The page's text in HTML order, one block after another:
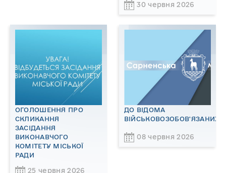
30 червня 2026
ОГОЛОШЕННЯ ПРО
СКЛИКАННЯ
ЗАСІДАННЯ
ВИКОНАВЧОГО
КОМІТЕТУ МІСЬКОЇ
РАДИ
25 червня 2026
ДО ВІДОМА
ВІЙСЬКОВОЗОБОВ'ЯЗАНИХ!
08 червня 2026